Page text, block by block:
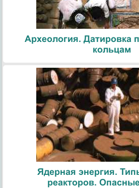
Археология. Датировка
кольцам
Ядерная энергия.
реакторов.